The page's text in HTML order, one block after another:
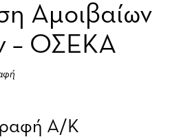
Αμοιβαίων
– ΟΣΕΚΑ
Α/Κ